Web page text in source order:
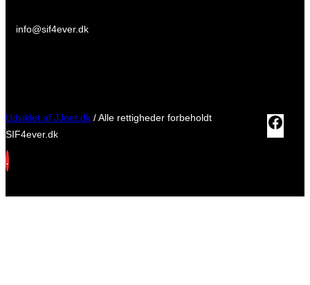
info@sif4ever.dk
Udviklet af JJnet.dk / Alle rettigheder forbeholdt
SIF4ever.dk
.